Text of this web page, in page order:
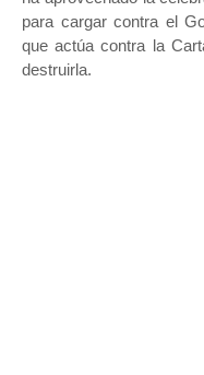
para cargar contra el
que actúa contra la
destruirla.